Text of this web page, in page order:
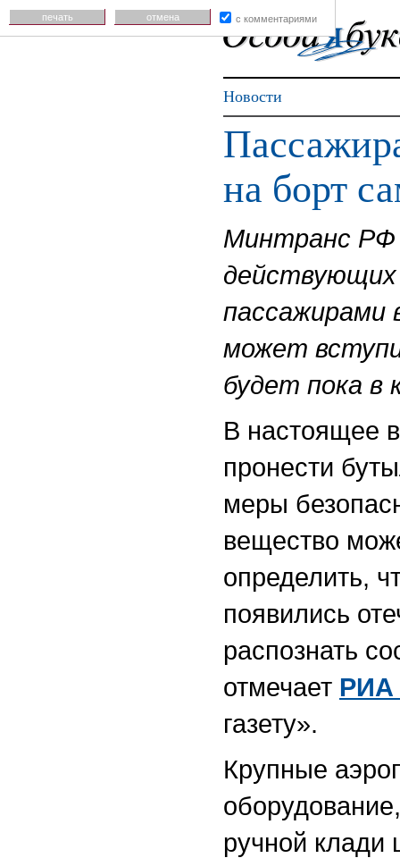
Новости
на борт
Минтранс РФ
действующих
пассажирами
может
будет пока в
В настоящее
пронести
меры
вещество
определить,
появились
распознать
отмечает РИА
газету».
Крупные
ручной клади
печать отмена с комментариями